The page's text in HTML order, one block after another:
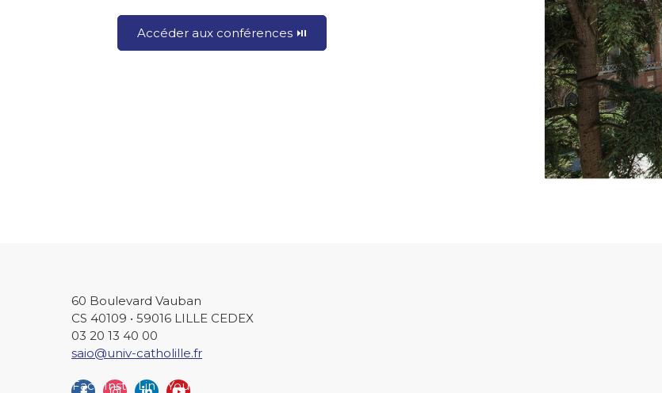
Accéder aux conférences ⏯
60 Boulevard Vauban
CS 40109 • 59016 LILLE CEDEX
03 20 13 40 00
saio@univ-catholille.fr
Fac Inst Lin You